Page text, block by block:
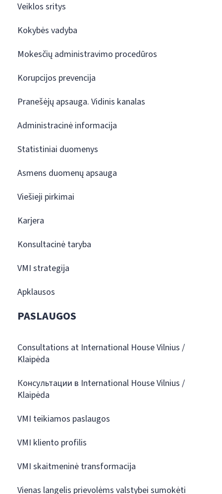
Veiklos sritys
Kokybės vadyba
Mokesčių administravimo procedūros
Korupcijos prevencija
Pranešėjų apsauga. Vidinis kanalas
Administracinė informacija
Statistiniai duomenys
Asmens duomenų apsauga
Viešieji pirkimai
Karjera
Konsultacinė taryba
VMI strategija
Apklausos
PASLAUGOS
Consultations at International House Vilnius /
Klaipėda
Консультации в International House Vilnius /
Klaipėda
VMI teikiamos paslaugos
VMI kliento profilis
VMI skaitmeninė transformacija
Vienas langelis prievolėms valstybei sumokėti